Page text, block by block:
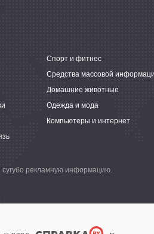
Спорт и фитнес
Средства массовой
Домашние животные
Одежда и мода
Компьютеры и интернет
сугубо рекламную информацию.